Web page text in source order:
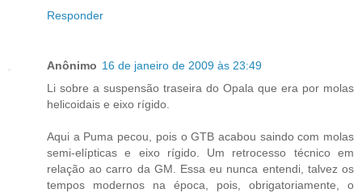
Responder
Anônimo 16 de janeiro de 2009 às 23:49
Li sobre a suspensão traseira do Opala que era por molas
helicoidais e eixo rígido.
Aqui a Puma pecou, pois o GTB acabou saindo com molas
semi-elípticas e eixo rígido. Um retrocesso técnico em
relação ao carro da GM. Essa eu nunca entendi, talvez os
tempos modernos na época, pois, obrigatoriamente, o